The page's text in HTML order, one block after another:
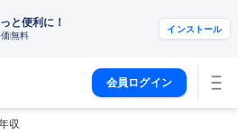
と便利に！
無料
インストール
会員ログイン
収